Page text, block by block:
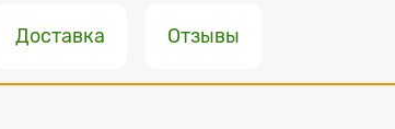
Доставка Отзывы